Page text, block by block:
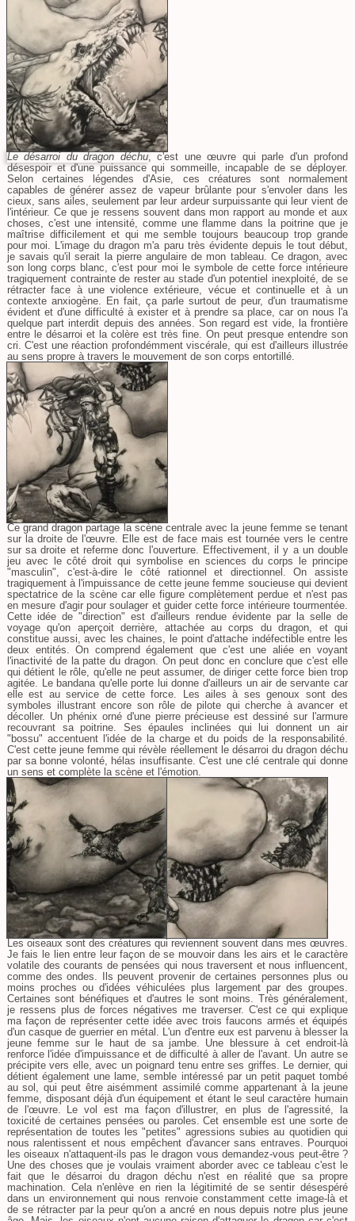
Le désarroi du dragon déchu, c'est une œuvre qui parle d'un profond
désespoir et d'une puissance qui sommeille, incapable de se déployer.
Selon certaines légendes d'Asie, ces créatures sont normalement
capables de générer assez de vapeur brûlante pour s'envoler dans les
cieux, sans ailes, seulement par leur ardeur surpuissante qui leur vient de
l'intérieur. Ce que je ressens souvent dans mon rapport au monde et aux
choses, c'est une intensité, comme une flamme dans la poitrine que je
maîtrise difficilement et qui me semble toujours beaucoup trop grande
pour moi. L'image du dragon m'a paru très évidente depuis le tout début,
je savais qu'il serait la pierre angulaire de mon tableau. Ce dragon, avec
son long corps blanc, c'est pour moi le symbole de cette force intérieure
tragiquement contrainte de rester au stade d'un potentiel inexploité, de se
rétracter face à une violence extérieure, vécue et continuelle et à un
contexte anxiogène. En fait, ça parle surtout de peur, d'un traumatisme
évident et d'une difficulté à exister et à prendre sa place, car on nous l'a
quelque part interdit depuis des années. Son regard est vide, la frontière
entre le désarroi et la colère est très fine. On peut presque entendre son
cri. C'est une réaction profondémment viscérale, qui est d'ailleurs illustrée
au sens propre à travers le mouvement de son corps entortillé.
Ce grand dragon partage la scène centrale avec la jeune femme se tenant
sur la droite de l'œuvre. Elle est de face mais est tournée vers le centre
sur sa droite et referme donc l'ouverture. Effectivement, il y a un double
jeu avec le côté droit qui symbolise en sciences du corps le principe
"masculin", c'est-à-dire le côté rationnel et directionnel. On assiste
tragiquement à l'impuissance de cette jeune femme soucieuse qui devient
spectatrice de la scène car elle figure complètement perdue et n'est pas
en mesure d'agir pour soulager et guider cette force intérieure tourmentée.
Cette idée de "direction" est d'ailleurs rendue évidente par la selle de
voyage qu'on aperçoit derrière, attachée au corps du dragon, et qui
constitue aussi, avec les chaines, le point d'attache indéfectible entre les
deux entités. On comprend également que c'est une aliée en voyant
l'inactivité de la patte du dragon. On peut donc en conclure que c'est elle
qui détient le rôle, qu'elle ne peut assumer, de diriger cette force bien trop
agitée. Le bandana qu'elle porte lui donne d'ailleurs un air de servante car
elle est au service de cette force. Les ailes à ses genoux sont des
symboles illustrant encore son rôle de pilote qui cherche à avancer et
décoller. Un phénix orné d'une pierre précieuse est dessiné sur l'armure
recouvrant sa poitrine. Ses épaules inclinées qui lui donnent un air
"bossu" accentuent l'idée de la charge et du poids de la responsabilité.
C'est cette jeune femme qui révèle réellement le désarroi du dragon déchu
par sa bonne volonté, hélas insuffisante. C'est une clé centrale qui donne
un sens et complète la scène et l'émotion.
Les oiseaux sont des créatures qui reviennent souvent dans mes œuvres.
Je fais le lien entre leur façon de se mouvoir dans les airs et le caractère
volatile des courants de pensées qui nous traversent et nous influencent,
comme des ondes. Ils peuvent provenir de certaines personnes plus ou
moins proches ou d'idées véhiculées plus largement par des groupes.
Certaines sont bénéfiques et d'autres le sont moins. Très généralement,
je ressens plus de forces négatives me traverser. C'est ce qui explique
ma façon de représenter cette idée avec trois faucons armés et équipés
d'un casque de guerrier en métal. L'un d'entre eux est parvenu à blesser la
jeune femme sur le haut de sa jambe. Une blessure à cet endroit-là
renforce l'idée d'impuissance et de difficulté à aller de l'avant. Un autre se
précipite vers elle, avec un poignard tenu entre ses griffes. Le dernier, qui
détient également une lame, semble intéressé par un petit paquet tombé
au sol, qui peut être aisémment assimilé comme appartenant à la jeune
femme, disposant déjà d'un équipement et étant le seul caractère humain
de l'œuvre. Le vol est ma façon d'illustrer, en plus de l'agressité, la
toxicité de certaines pensées ou paroles. Cet ensemble est une sorte de
représentation de toutes les "petites" agressions subies au quotidien qui
nous ralentissent et nous empêchent d'avancer sans entraves. Pourquoi
les oiseaux n'attaquent-ils pas le dragon vous demandez-vous peut-être ?
Une des choses que je voulais vraiment aborder avec ce tableau c'est le
fait que le désarroi du dragon déchu n'est en réalité que sa propre
machination. Cela n'enlève en rien la légitimité de se sentir désespéré
dans un environnement qui nous renvoie constamment cette image-là et
de se rétracter par la peur qu'on a ancré en nous depuis notre plus jeune